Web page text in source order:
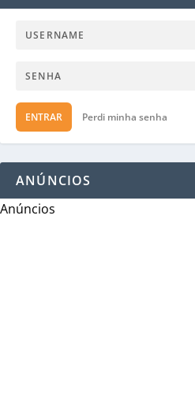
ENTRAR Perdi minha senha
ANÚNCIOS
Anúncios